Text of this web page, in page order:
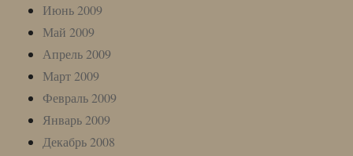
Июнь 2009
Май 2009
Апрель 2009
Март 2009
Февраль 2009
Январь 2009
Декабрь 2008